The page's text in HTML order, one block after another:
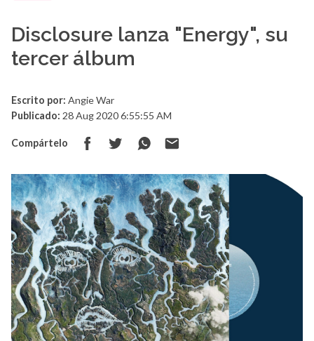
Disclosure lanza "Energy", su
tercer álbum
Escrito por: Angie War
Publicado: 28 Aug 2020 6:55:55 AM
Compártelo